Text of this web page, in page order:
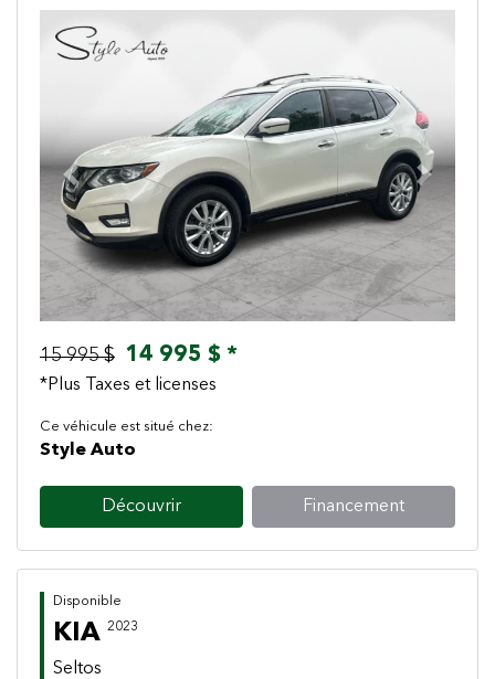
Previous Next
15 995 $ 14 995 $ *
*Plus Taxes et licenses
Ce véhicule est situé chez:
Style Auto
Découvrir Financement
Disponible
KIA 2023
Seltos